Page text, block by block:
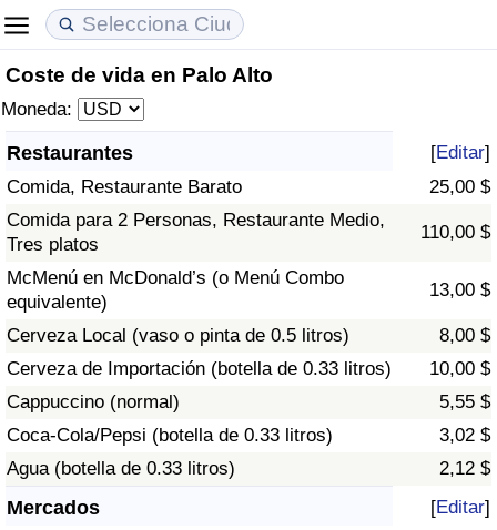
Coste de vida en Palo Alto
Moneda:
Restaurantes [Editar]
Comida, Restaurante Barato
25,00 $
Comida para 2 Personas, Restaurante Medio,
Tres platos
110,00 $
McMenú en McDonald’s (o Menú Combo
equivalente)
13,00 $
Cerveza Local (vaso o pinta de 0.5 litros)
8,00 $
Cerveza de Importación (botella de 0.33 litros)
10,00 $
Cappuccino (normal)
5,55 $
Coca-Cola/Pepsi (botella de 0.33 litros)
3,02 $
Agua (botella de 0.33 litros)
2,12 $
Mercados [Editar]
Coste de vida
Índice de Costo de Vida
Índice de costo de vida por país
en aqaba
Precios de las propiedades
Índice de Precios de Inmuebles
Índice de Precios de Inmuebles por País
Calidad de Vida
Índice de Calidad de Vida (Actual)
Índice de calidad de vida por país
Delincuencia
Calificación del Índice de Criminalidad
(Actual)
Índice de Criminalidad
Índice de criminalidad por país